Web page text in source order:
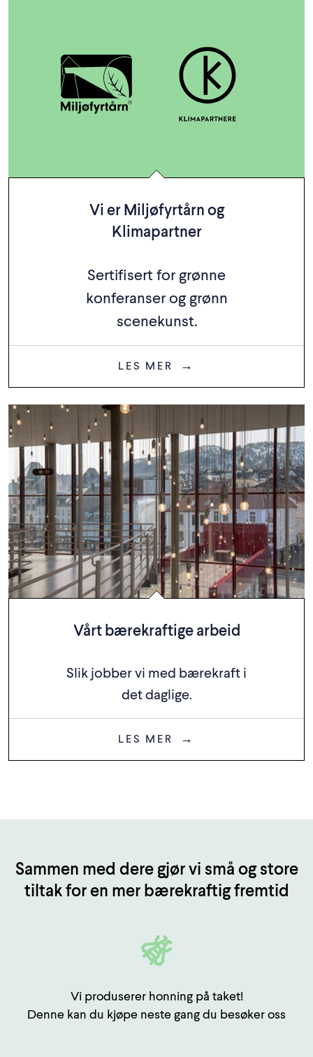
Vi er Miljøfyrtårn og
Klimapartner
Sertifisert for grønne
konferanser og grønn
scenekunst.
LES MER
Vårt bærekraftige arbeid
Slik jobber vi med bærekraft i
det daglige.
LES MER
Sammen med dere gjør vi små og store
tiltak for en mer bærekraftig fremtid
Vi produserer honning på taket!
Denne kan du kjøpe neste gang du besøker oss